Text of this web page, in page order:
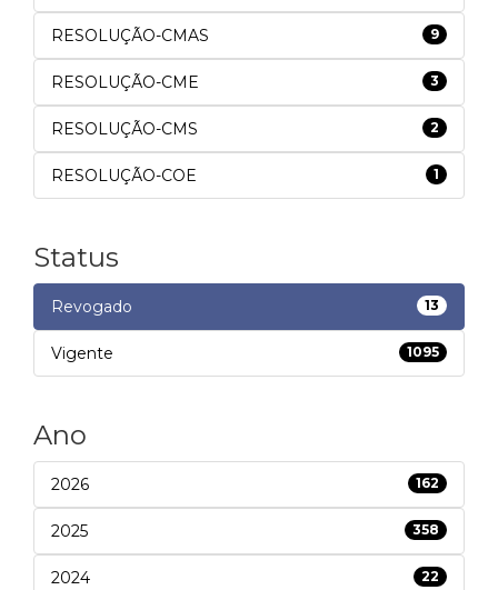
RESOLUÇÃO-CMAS 9
RESOLUÇÃO-CME 3
RESOLUÇÃO-CMS 2
RESOLUÇÃO-COE 1
Status
Revogado 13
Vigente 1095
Ano
2026 162
2025 358
2024 22